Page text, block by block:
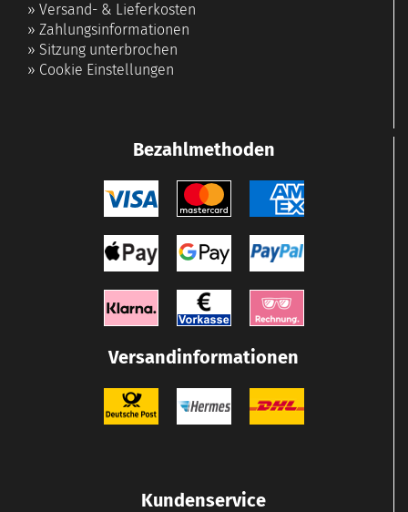
» Versand- & Lieferkosten
» Zahlungsinformationen
» Sitzung unterbrochen
» Cookie Einstellungen
Bezahlmethoden
Versandinformationen
Kundenservice